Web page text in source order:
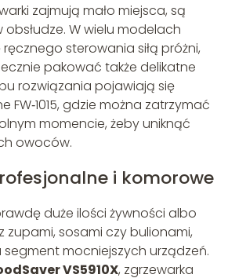
zajmują mało miejsca, są
obsłudze. W wielu modelach
sterowania siłą próżni,
pakować także delikatne
rozwiązania pojawiają się
FW‑1015, gdzie można zatrzymać
momencie, żeby uniknąć
owoców.
i komorowe
duże ilości żywności albo
zupami, sosami czy bulionami,
mocniejszych urządzeń.
VS5910X, zgrzewarka